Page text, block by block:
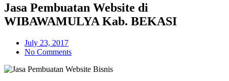
Jasa Pembuatan Website di
WIBAWAMULYA Kab. BEKASI
July 23, 2017
No Comments